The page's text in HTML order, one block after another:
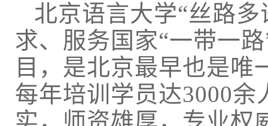
北京语言大学“丝路
求、服务国家“一带一
目，是北京最早也是
每年培训学员达3000